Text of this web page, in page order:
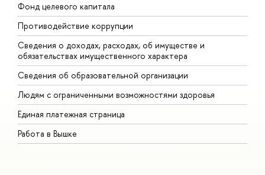
Фонд целевого капитала
Противодействие коррупции
Сведения о доходах, расходах, об имуществе и
обязательствах имущественного характера
Сведения об образовательной организации
Людям с ограниченными возможностями здоровья
Единая платежная страница
Работа в Вышке